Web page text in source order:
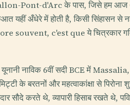
Pont-d'Arc के पास, जिसे हम
यहीं अँधेरे में होती है, किसी सिंहासन
souvent, c'est que ये चित्रकार
यूनानी नाविक 6वीं सदी BCE में
मिट्टी के बरतनों और महत्वाकांक्षा से
सौदे करते थे, व्यापारी हिसाब रखते